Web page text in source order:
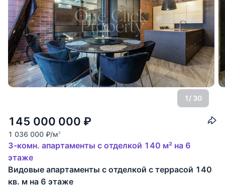
1/ 30
145 000 000 ₽
1 036 000 ₽/м2
3-комн. апартаменты с отделкой 140 м² на 6
этаже
Видовые апартаменты с отделкой с террасой 140
кв. м на 6 этаже